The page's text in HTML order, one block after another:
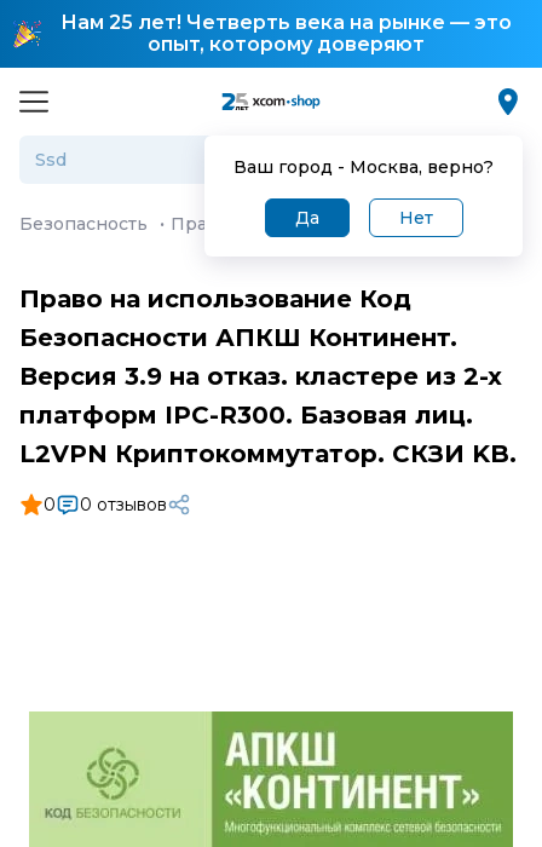
Нам 25 лет! Четверть века на рынке — это
опыт, которому доверяют
Ваш город - Москва, верно?
Да Нет
Безопасность · Право на использование Код
Право на использование Код
Безопасности АПКШ Континент.
Версия 3.9 на отказ. кластере из 2-х
платформ IPC-R300. Базовая лиц.
L2VPN Криптокоммутатор. СКЗИ KB.
0 0 отзывов